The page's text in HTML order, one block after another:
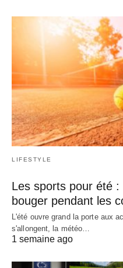
LIFESTYLE
Les sports pour été
bouger pendant les
L'été ouvre grand la porte aux
s'allongent, la météo…
1 semaine ago